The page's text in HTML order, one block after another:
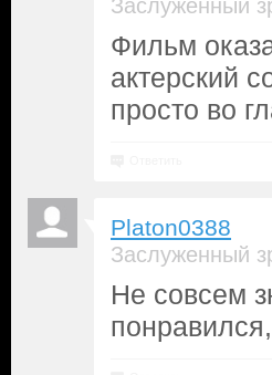
Заслуженный
Фильм
актерский
просто во
Platon0388
Заслуженный
Не совсем